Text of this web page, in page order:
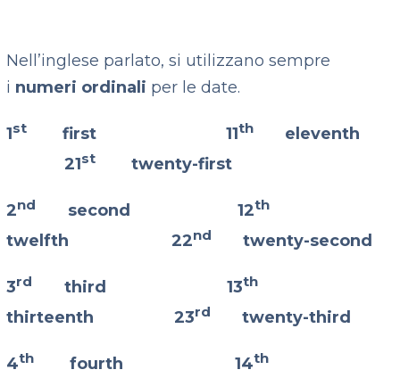
Nell’inglese parlato, si utilizzano sempre
i numeri ordinali per le date.
1stfirst 11th
eleventh
21st twenty-first
2nd second 12th
twelfth 22nd twenty-second
3rdthird 13th
thirteenth 23rd twenty-third
4thfourth 14th